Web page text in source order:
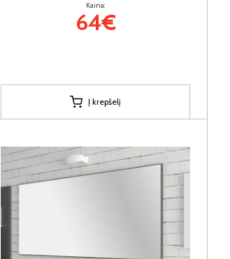
Kaina:
64€
Į krepšelį